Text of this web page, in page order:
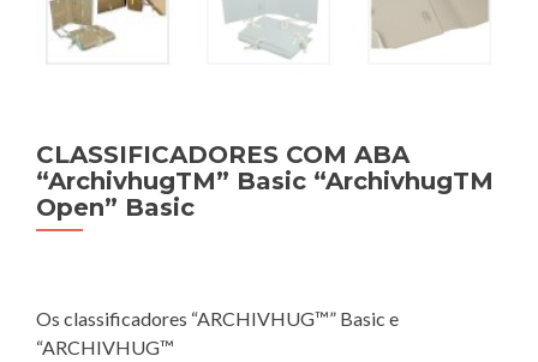
CLASSIFICADORES COM ABA
“ArchivhugTM” Basic “ArchivhugTM
Open” Basic
Os classificadores “ARCHIVHUG™” Basic e
“ARCHIVHUG™